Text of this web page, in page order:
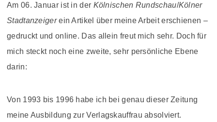
Am 06. Januar ist in der Kölnischen Rundschau/Kölner
Stadtanzeigerein Artikel über meine Arbeit erschienen –
gedruckt und online. Das allein freut mich sehr. Doch für
mich steckt noch eine zweite, sehr persönliche Ebene
darin:
Von 1993 bis 1996 habe ich bei genau dieser Zeitung
meine Ausbildung zur Verlagskauffrau absolviert.